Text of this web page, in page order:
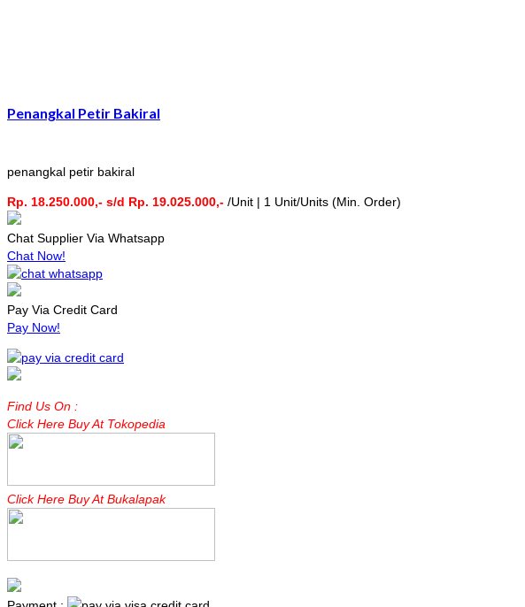
Penangkal Petir Bakiral
penangkal petir bakiral
Rp. 18.250.000,- s/d Rp. 19.025.000,- /Unit | 1 Unit/Units (Min. Order)
Chat Supplier Via Whatsapp
Chat Now!
Pay Via Credit Card
Pay Now!
Find Us On :
Click Here Buy At Tokopedia
Click Here Buy At Bukalapak